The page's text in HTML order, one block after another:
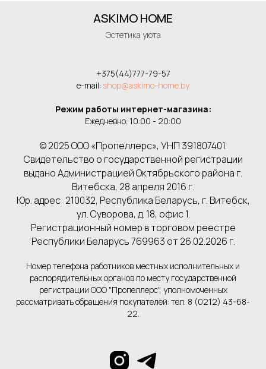
ASKIMO HOME
Эстетика уюта
+375(44)777-79-57
e-mail: shop@askimo-home.by
Режим работы интернет-магазина:
Ежедневно: 10:00 - 20:00
© 2025 ООО «Пропеллерс», УНП 391807401.
Свидетельство о государственной регистрации
выдано Администрацией Октябрьского района г.
Витебска, 28 апреля 2016 г.
Юр. адрес: 210032, Республика Беларусь, г. Витебск,
ул. Суворова, д. 18, офис 1.
Регистрационный номер в торговом реестре
Республики Беларусь 769963 от 26.02.2026 г.
Номер телефона работников местных исполнительных и
распорядительных органов по месту государственной
регистрации ООО "Пропеллерс", уполномоченных
рассматривать обращения покупателей: тел. 8 (0212) 43-68-
22.